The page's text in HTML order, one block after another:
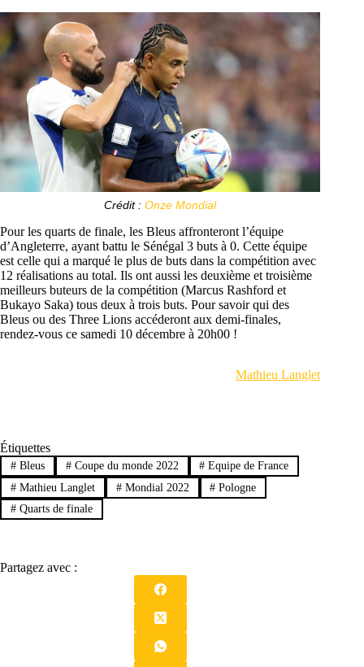
Crédit :Onze Mondial
Pour les quarts de finale, les Bleus affronteront l’équipe
d’Angleterre, ayant battu le Sénégal 3 buts à 0. Cette équipe
est celle qui a marqué le plus de buts dans la compétition avec
12 réalisations au total. Ils ont aussi les deuxième et troisième
meilleurs buteurs de la compétition (Marcus Rashford et
Bukayo Saka) tous deux à trois buts. Pour savoir qui des
Bleus ou des Three Lions accéderont aux demi-finales,
rendez-vous ce samedi 10 décembre à 20h00 !
Mathieu Langlet
Étiquettes
#Bleus #Coupe du monde 2022 # Equipe de France
#Mathieu Langlet #Mondial 2022 # Pologne
#Quarts de finale
Partagez avec :